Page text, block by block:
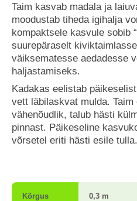
Taim kasvab madala ja
moodustab tiheda igihalja
kompaktsele kasvule sobib
suurepäraselt
väiksematesse aedadesse
haljastamiseks.
Kadakas eelistab
vett läbilaskvat mulda.
vähenõudlik, talub hästi
pinnast. Päikeseline
võrsetel eriti hästi esile tulla.
Kõrgus 0,3 m